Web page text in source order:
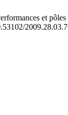
et pôles